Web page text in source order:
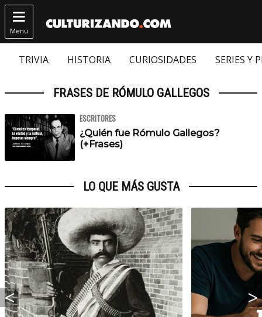

Menú
TRIVIA HISTORIA CURIOSIDADES SERIES Y
FRASES DE RÓMULO GALLEGOS
ESCRITORES
¿Quién fue Rómulo Gallegos?
(+Frases)
LO QUE MÁS GUSTA